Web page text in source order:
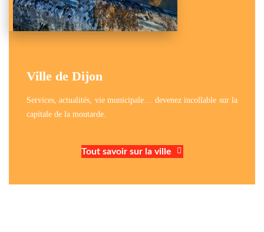
Ville de Dijon
Services, actualités, vie municipale… devenez incollable sur la
capitale de la moutarde.
Tout savoir sur la ville